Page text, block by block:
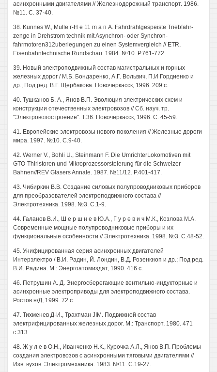
асинхронными двигателями // Железнодорожный транспорт. 1986.
№11. С. 37-40.
38. Kunnes W., Mulle r-H е 11 m а п А. Fahrdrahtgespeiste Triebfahr-
zenge in Drehstrom technik mit Asynchron- oder Synchron-
fahrmotoren312uberlegungen zu einen Systemvergleich // ETR,
Eisenbahntechnische Rundschau. 1984. №10. P.761-772.
39. Новый электроподвижный состав магистральных и горных
железных дорог / М.Б. Бондаренко, А.Г. Вольвич, П.И Гордиенко и
др.; Под ред. В.Г. Щербакова. Новочеркасск, 1996. 209 с.
40. Тушканов Б. А., Янов В.П. Эволюция электрических схем и
конструкции отечественных электровозов // Сб. науч. тр.
"Электровозостроение". Т.36. Новочеркасск, 1996. С. 45-59.
41. Европейские электровозы нового поколения // Железные дороги
мира. 1997. №10. С.9-40.
42. Werner V., Bohli U., Steinmann F. Die UmrichterLokomotiven mit
GTO-Thiristoren und Mikroprozessorsteierung für die Schweizer
Bahnen//REV Glasers Annale. 1987. №11/12. P.401-417.
43. Чибиркин B.B. Создание силовых полупроводниковых приборов
для преобразователей электроподвижного состава //
Электротехника. 1998. №3. С.1-9.
44. Галанов В.И., Ш е р ш н е в Ю.А., Г у р е в и ч М.К., Козлова М.А.
Современные мощные полупроводниковые приборы и их
функциональные особенности // Электротехника. 1998. №3. С.48-52.
45. Унифицированная серия асинхронных двигателей
Интерэлектро / В.И. Радин, Й. Лондин, В.Д. Розенкноп и др.; Под ред.
В.И. Радина. М.: Энергоатомиздат, 1990. 416 с.
46. Петрушин А. Д. Энергосберегающие вентильно-индукторные и
асинхронные электроприводы для электроподвижного состава.
Ростов н/Д, 1999. 72 с.
47. Тихменев Д-И., Трахтман JIM. Подвижной состав
электрифицированных железных дорог. М.: Транспорт, 1980. 471
с.313
48. Ж у л е в О.Н., Иванченко Н.К., Курочка А.Л., Янов В.П. Проблемы
создания электровозов с асинхронными тяговыми двигателями //
Изв. вузов. Электромеханика. 1983. №11. С.19-27.